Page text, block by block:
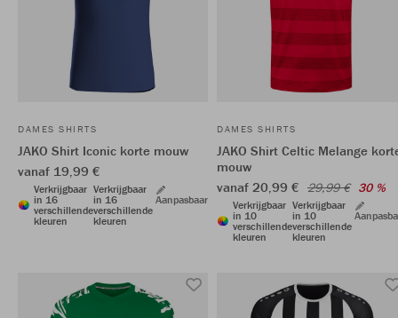
DAMES SHIRTS
JAKO Shirt Iconic korte mouw
vanaf 19,99 €
Verkrijgbaar
in 16
verschillende
kleuren
Verkrijgbaar
in 16
verschillende
kleuren
Aanpasbaar
DAMES SHIRTS
JAKO Shirt Celtic Melange
mouw
vanaf 20,99 € 29,99 € 30 %
Verkrijgbaar
in 10
verschillende
kleuren
Verkrijgbaar
in 10
verschillende
kleuren